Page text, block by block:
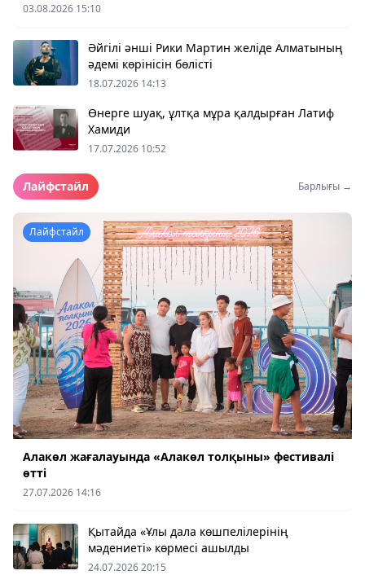
03.08.2026 15:10
Әйгілі әнші Рики Мартин желіде Алматының
әдемі көрінісін бөлісті
18.07.2026 14:13
Өнерге шуақ, ұлтқа мұра қалдырған Латиф
Хамиди
17.07.2026 10:52
Лайфстайл Барлығы →
Лайфстайл
Алакөл жағалауында «Алакөл толқыны» фестивалі
өтті
27.07.2026 14:16
Қытайда «Ұлы дала көшпелілерінің
мәдениеті» көрмесі ашылды
24.07.2026 20:15